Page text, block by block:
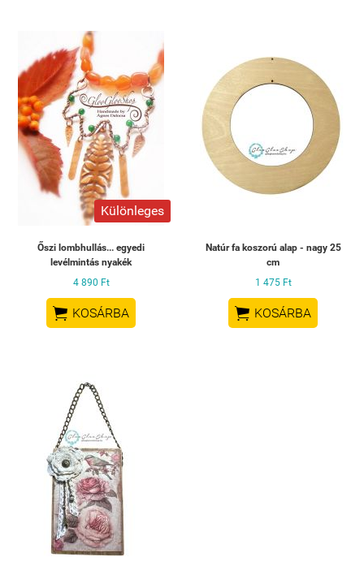
Különleges
Őszi lombhullás... egyedi
levélmintás nyakék
4 890 Ft
 KOSÁRBA
Natúr fa koszorú alap - nagy 25
cm
1 475 Ft
 KOSÁRBA